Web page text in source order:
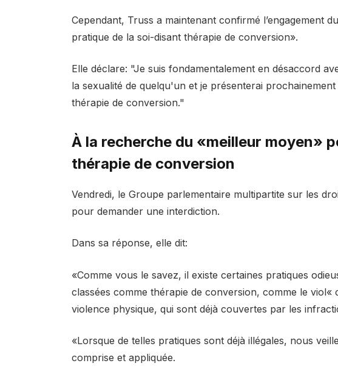
Cependant, Truss a maintenant confirmé l’engagement
pratique de la soi-disant thérapie de conversion».
Elle déclare: "Je suis fondamentalement en désaccord
la sexualité de quelqu'un et je présenterai
thérapie de conversion."
À la recherche du «meilleur moyen»
thérapie de conversion
Vendredi, le Groupe parlementaire multipartite sur les
pour demander une interdiction.
Dans sa réponse, elle dit:
«Comme vous le savez, il existe certaines pratiques
classées comme thérapie de conversion, comme le viol«
violence physique, qui sont déjà couvertes par les
«Lorsque de telles pratiques sont déjà illégales, nous
comprise et appliquée.